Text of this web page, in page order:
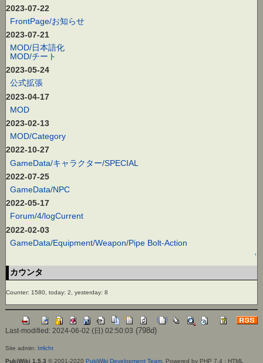
2023-07-22
FrontPage/お知らせ
2023-07-21
MOD/日本語化
MOD/チート
2023-05-24
公式拡張
2023-04-17
MOD
2023-02-13
MOD/Category
2022-10-27
GameData/キャラクター/SPECIAL
2022-07-25
GameData/NPC
2022-05-17
Forum/4/logCurrent
2022-02-03
GameData/Equipment/Weapon/Pipe Bolt-Action
↑
カウンタ
Counter: 1580, today: 2, yesterday: 8
Last-modified: 2024-06-02 (日) 02:50:03 (798d)
Site admin: Irrlicht
PukiWiki 1.5.3 © 2001-2020 PukiWiki Development Team. Powered by PHP 7.4 : HTML